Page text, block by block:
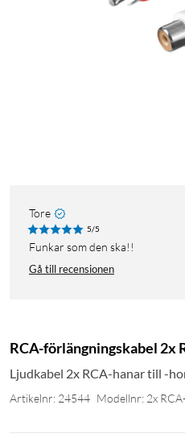
Tore
5/5
Funkar som den ska!!
Gå till recensionen
RCA-förlängningskabel 2x
Ljudkabel 2x RCA-hanar till -
Artikelnr: 24544 Modellnr: 2x